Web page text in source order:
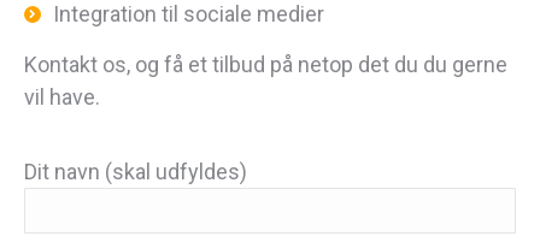
Integration til sociale medier
Kontakt os, og få et tilbud på netop det du du gerne
vil have.
Dit navn (skal udfyldes)